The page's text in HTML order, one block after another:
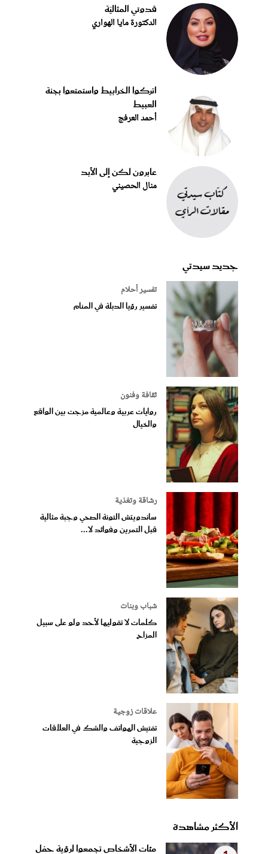
قدوتي المثاليّة
الدكتورة مايا الهواري
اتركوا الخرابيط واستمتعوا بجنة
العبيط
أحمد العرفج
عابرون لكن إلى الأبد
منال الحصيني
جديد سيدتي
تفسير أحلام
تفسير رؤيا الدبلة في المنام
ثقافة وفنون
روايات عربية وعالمية مزجت بين الواقع
والخيال
رشاقة وتغذية
ساندويتش التونة الصحي وجبة مثالية
قبل التمرين وفوائد لا...
شباب وبنات
كلمات لا تقوليها لأحد ولو على سبيل
المزاح
علاقات زوجية
تفتيش الهواتف والشك في العلاقات
الزوجية
الأكثر مشاهدة
مئات الأشخاص تجمعوا لرؤية حفل